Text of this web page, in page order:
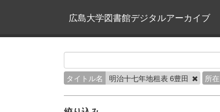
広島大学図書館デジタルアーカイブ
タイトル名 明治十七年地租表 6豊田 所在